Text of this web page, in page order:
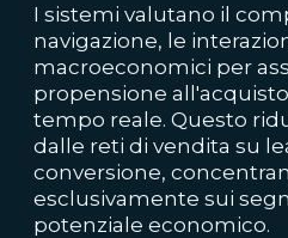
I sistemi valutano il
navigazione, le
macroeconomici per
propensione
tempo reale. Questo
dalle reti di vendita su
conversione,
esclusivamente sui
potenziale economico.